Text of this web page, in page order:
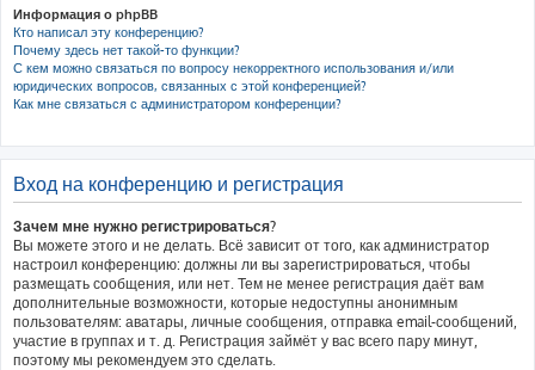
Информация о phpBB
Кто написал эту конференцию?
Почему здесь нет такой-то функции?
С кем можно связаться по вопросу некорректного использования и/или
юридических вопросов, связанных с этой конференцией?
Как мне связаться с администратором конференции?
Вход на конференцию и регистрация
Зачем мне нужно регистрироваться?
Вы можете этого и не делать. Всё зависит от того, как администратор
настроил конференцию: должны ли вы зарегистрироваться, чтобы
размещать сообщения, или нет. Тем не менее регистрация даёт вам
дополнительные возможности, которые недоступны анонимным
пользователям: аватары, личные сообщения, отправка email-сообщений,
участие в группах и т. д. Регистрация займёт у вас всего пару минут,
поэтому мы рекомендуем это сделать.